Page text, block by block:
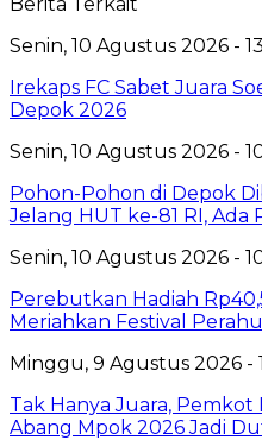
Senin, 10 Agustus 2026 -
Irekaps FC Sabet Juara
Depok 2026
Senin, 10 Agustus 2026 -
Pohon-Pohon di Depok
Jelang HUT ke-81 RI,
Senin, 10 Agustus 2026 -
Perebutkan Hadiah
Meriahkan Festival
Minggu, 9 Agustus 2026 -
Tak Hanya Juara,
Abang Mpok 2026 Jadi